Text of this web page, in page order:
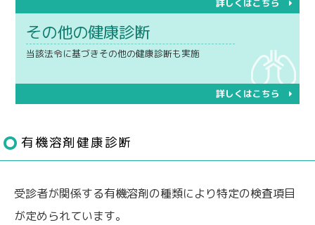
詳しくはこちら
その他の健康診断
当該法令に基づきその他の健康診断も実施
詳しくはこちら
有機溶剤健康診断
受診者が関係する有機溶剤の種類により特定の検査項目
が定められています。